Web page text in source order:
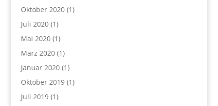
Oktober 2020(1)
Juli 2020(1)
Mai 2020(1)
März 2020(1)
Januar 2020(1)
Oktober 2019(1)
Juli 2019(1)